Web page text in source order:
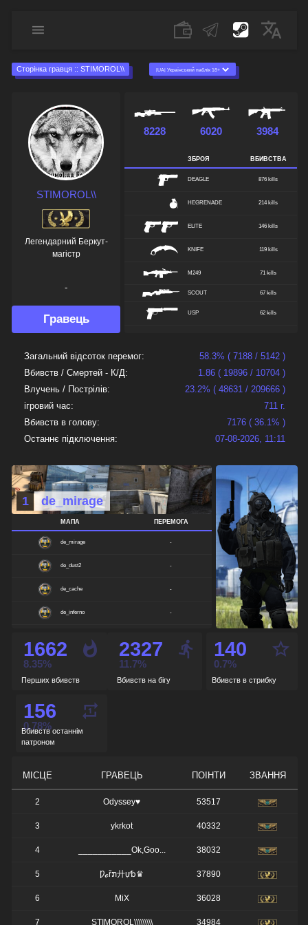
Сторінка гравця :: STIMOROL\\
STIMOROL\\
Легендарний Беркут-
магістр
-
Гравець
8228 6020 3984
ЗБРОЯ ВБИВСТВА
DEAGLE 876 kills
HEGRENADE 214 kills
ELITE 146 kills
KNIFE 119 kills
M249 71 kills
SCOUT 67 kills
USP 62 kills
SG552 19 kills
12 kills
GALIL 3 kills
MAC10 3 kills
3 kills
3 kills
Загальний відсоток перемог:
Вбивств / Смертей - К/Д:
Влучень / Пострілів:
ігровий час:
Вбивств в голову:
Останнє підключення:
58.3% ( 7188 / 5142 )
1.86 ( 19896 / 10704 )
23.2% ( 48631 / 209666 )
711 г.
7176 ( 36.1% )
07-08-2026, 11:11
1 de_mirage
МАПА ПЕРЕМОГА
de_mirage -
de_dust2 -
de_cache -
de_inferno -
de_overpass
1662
Перших вбивств
8.35%
2327
Вбивств на бігу
11.7%
140
Вбивств в стрибку
0.7%
156
Вбивств останнім
патроном
0.78%
МІСЦЕ ГРАВЕЦЬ ПОІНТИ ЗВАННЯ
2 Odyssey♥ 53517
3 ykrkot 40332
4 ___________Ok,Goo... 38032
5 Ƿℴřກ廾ự␢♛ 37890
6 MiX 36028
7 STIMOROL\\\\\\\\\ 34984